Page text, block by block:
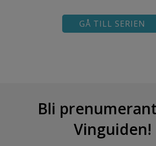
GÅ TILL SERIEN
Bli
Vinguiden!